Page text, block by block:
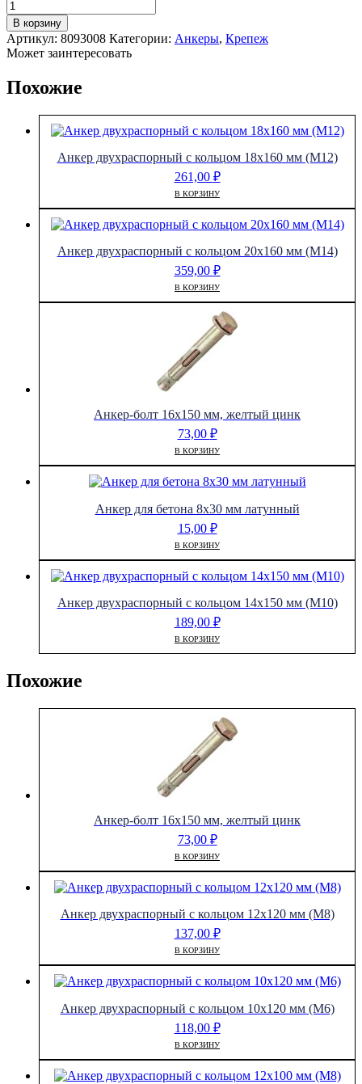
В корзину
Артикул: 8093008 Категории: Анкеры, Крепеж
Может заинтересовать
Похожие
Анкер двухраспорный с кольцом 18х160 мм (М12)
261,00 ₽
В КОРЗИНУ
Анкер двухраспорный с кольцом 20х160 мм (М14)
359,00 ₽
В КОРЗИНУ
Анкер-болт 16х150 мм, желтый цинк
73,00 ₽
В КОРЗИНУ
Анкер для бетона 8х30 мм латунный
15,00 ₽
В КОРЗИНУ
Анкер двухраспорный с кольцом 14х150 мм (М10)
189,00 ₽
В КОРЗИНУ
Похожие
Анкер-болт 16х150 мм, желтый цинк
73,00 ₽
В КОРЗИНУ
Анкер двухраспорный с кольцом 12х120 мм (М8)
137,00 ₽
В КОРЗИНУ
Анкер двухраспорный с кольцом 10х120 мм (М6)
118,00 ₽
В КОРЗИНУ